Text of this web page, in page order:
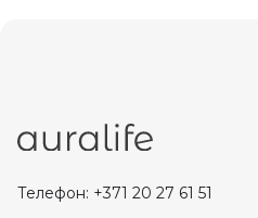
Телефон: +371 20 27 61 51